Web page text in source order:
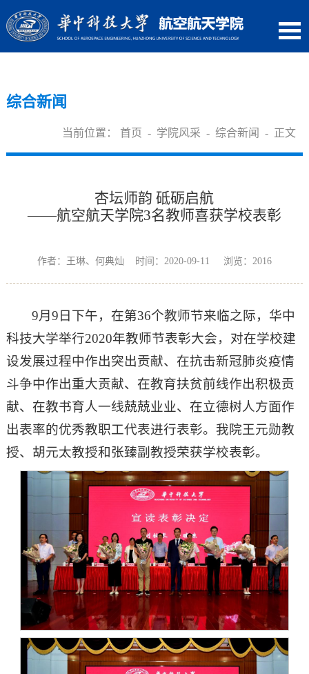
综合新闻
当前位置： 首页 - 学院风采 -综合新闻 - 正文
杏坛师韵 砥砺启航
——航空航天学院3名教师喜获学校表彰
作者：王琳、何典灿 时间：2020-09-11 浏览： 2016
9月9日下午，在第36个教师节来临之际，华中
科技大学举行2020年教师节表彰大会，对在学校建
设发展过程中作出突出贡献、在抗击新冠肺炎疫情
斗争中作出重大贡献、在教育扶贫前线作出积极贡
献、在教书育人一线兢兢业业、在立德树人方面作
出表率的优秀教职工代表进行表彰。我院王元勋教
授、胡元太教授和张臻副教授荣获学校表彰。